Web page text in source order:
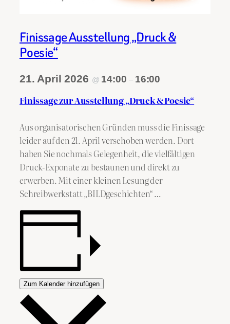
Finissage Ausstellung „Druck &
Poesie“
21. April 2026 @ 14:00– 16:00
Finissage zur Ausstellung „Druck & Poesie“
Aus organisatorischen Gründen muss die Finissage
leider auf den 21. April verschoben werden. Dort
haben Sie nochmals Gelegenheit, die vielfältigen
Druck-Exponate zu bestaunen und direkt zu
erwerben. Mit einer kleinen Lesung der
Schreibwerkstatt „BILDgeschichten“ …
Zum Kalender hinzufügen